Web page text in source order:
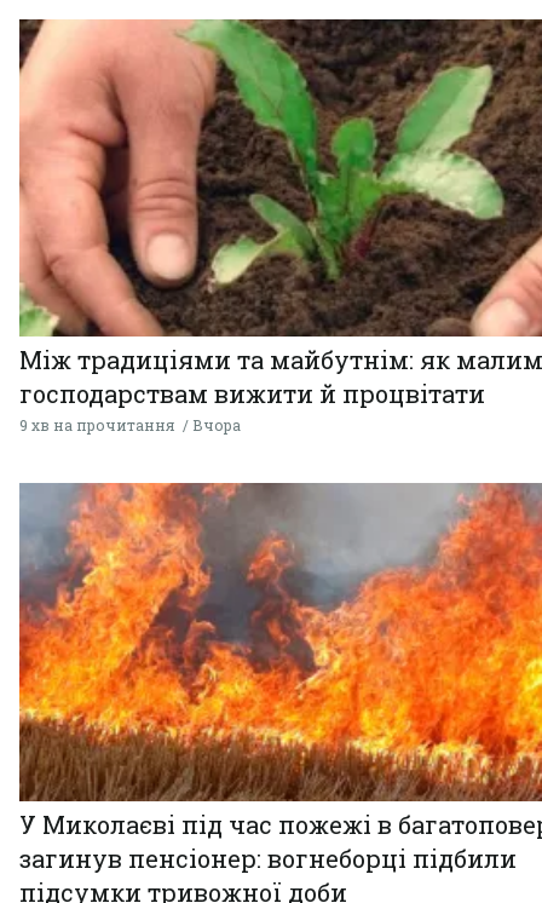
Між традиціями та майбутнім: як малим
господарствам вижити й процвітати
9 хв на прочитання Вчора
У Миколаєві під час пожежі в
загинув пенсіонер: вогнеборці підбили
підсумки тривожної доби